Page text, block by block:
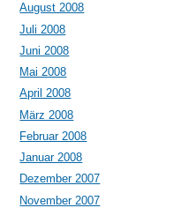
August 2008
Juli 2008
Juni 2008
Mai 2008
April 2008
März 2008
Februar 2008
Januar 2008
Dezember 2007
November 2007